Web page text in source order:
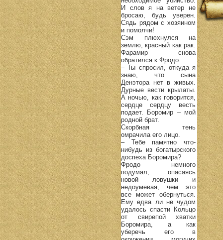
И слов я на ветер не
бросаю, будь уверен.
Сядь рядом с хозяином
и помолчи!
Сэм плюхнулся на
землю, красный как рак.
Фарамир снова
обратился к Фродо:
– Ты спросил, откуда я
знаю, что сына
Денэтора нет в живых.
Дурные вести крылаты.
А ночью, как говорится,
сердце сердцу весть
подает. Боромир – мой
родной брат.
Скорбная тень
омрачила его лицо.
– Тебе памятно что-
нибудь из богатырского
доспеха Боромира?
Фродо немного
подумал, опасаясь
новой ловушки и
недоумевая, чем это
все может обернуться.
Ему едва ли не чудом
удалось спасти Кольцо
от свирепой хватки
Боромира, а как
уберечь его в